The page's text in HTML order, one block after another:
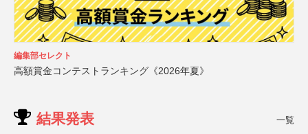
編集部セレクト
高額賞金コンテストランキング《2026年夏》
結果発表 一覧